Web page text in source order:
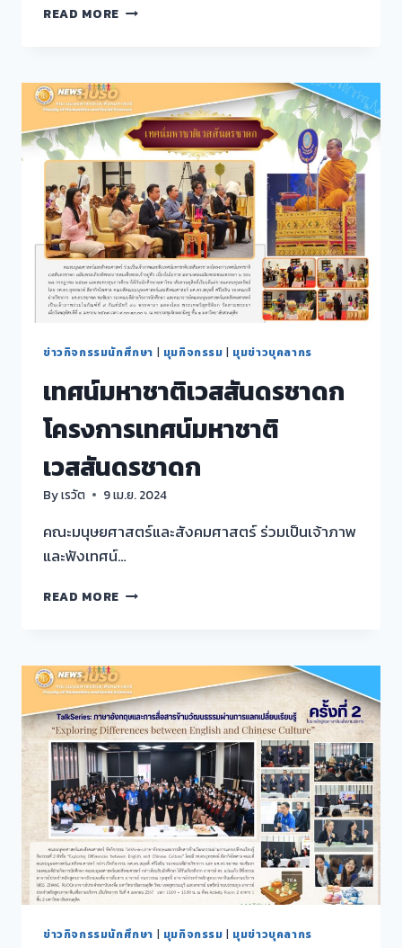
READ MORE ข่าวสาร
เดือน
มีนาคม
2567
ข่าวกิจกรรมนักศึกษา | มุมกิจกรรม | มุมข่าวบุคลากร
เทศน์มหาชาติเวสสันดรชาดก
โครงการเทศน์มหาชาติ
เวสสันดรชาดก
Byเรวัต 9 เม.ย. 2024
คณะมนุษยศาสตร์และสังคมศาสตร์ ร่วมเป็นเจ้าภาพ
และฟังเทศน์…
READ MORE เทศน์
โครงการ
เทศน์
มหาชาติ
เวสสันดร
ชาดก
ข่าวกิจกรรมนักศึกษา มุมกิจกรรม มุมข่าวบุคลากร